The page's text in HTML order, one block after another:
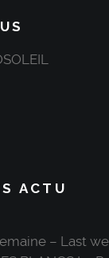
ACTU
– Last